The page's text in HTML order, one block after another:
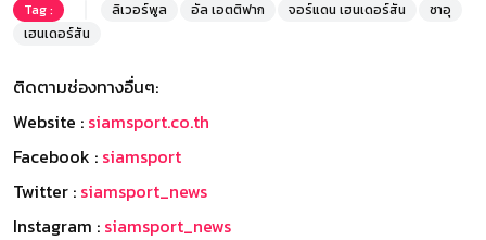
Tag : ลิเวอร์พูล อัล เอตติฟาก จอร์แดน เฮนเดอร์สัน
ซาอุ
เฮนเดอร์สัน
ติดตามช่องทางอื่นๆ:
Website : siamsport.co.th
Facebook : siamsport
Twitter : siamsport_news
Instagram : siamsport_news